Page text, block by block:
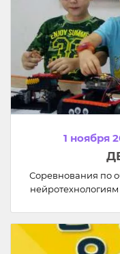
1 ноября
Соревнования по